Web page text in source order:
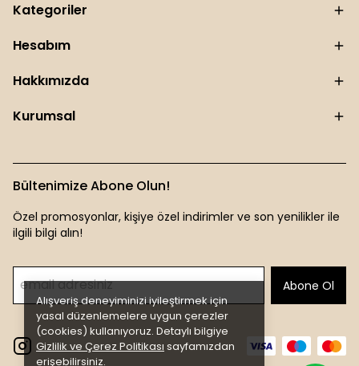
Alışveriş deneyiminizi iyileştirmek için
yasal düzenlemelere uygun çerezler
(cookies) kullanıyoruz. Detaylı bilgiye
Gizlilik ve Çerez Politikası sayfamızdan
erişebilirsiniz.
Kategoriler
Hesabım
Hakkımızda
Kurumsal
Bültenimize Abone Olun!
Özel promosyonlar, kişiye özel indirimler ve son yenilikler ile
ilgili bilgi alın!
Abone Ol